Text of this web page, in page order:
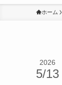
ホーム
2026
5/13